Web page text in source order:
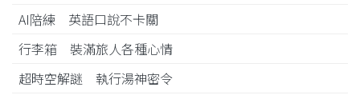
AI陪練 英語口說不卡關
行李箱 裝滿旅人各種心情
超時空解謎 執行湯神密令